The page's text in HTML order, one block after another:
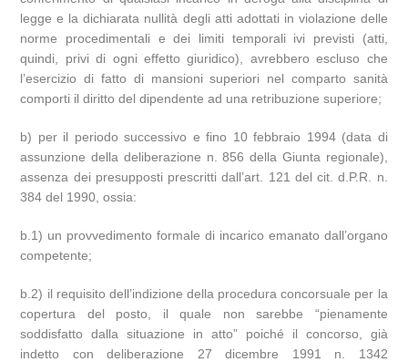
legge e la dichiarata nullità degli atti adottati in violazione delle
norme procedimentali e dei limiti temporali ivi previsti (atti,
quindi, privi di ogni effetto giuridico), avrebbero escluso che
l’esercizio di fatto di mansioni superiori nel comparto sanità
comporti il diritto del dipendente ad una retribuzione superiore;
b) per il periodo successivo e fino 10 febbraio 1994 (data di
assunzione della deliberazione n. 856 della Giunta regionale),
assenza dei presupposti prescritti dall’art. 121 del cit. d.P.R. n.
384 del 1990, ossia:
b.1) un provvedimento formale di incarico emanato dall’organo
competente;
b.2) il requisito dell’indizione della procedura concorsuale per la
copertura del posto, il quale non sarebbe “pienamente
soddisfatto dalla situazione in atto” poiché il concorso, già
indetto con deliberazione 27 dicembre 1991 n. 1342